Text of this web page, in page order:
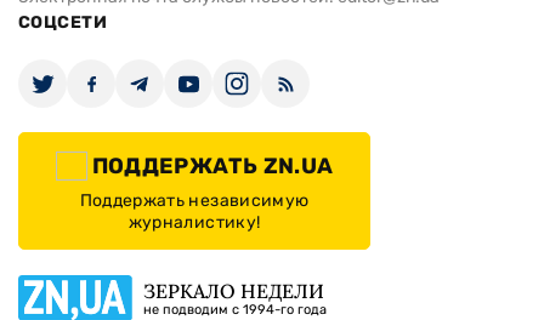
СОЦСЕТИ
ПОДДЕРЖАТЬ ZN.UA
Поддержать независимую
журналистику!
ЗЕРКАЛО НЕДЕЛИ
не подводим с 1994-го года